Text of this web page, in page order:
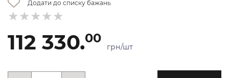
Додати до списку бажань
112 330.00
грн/шт